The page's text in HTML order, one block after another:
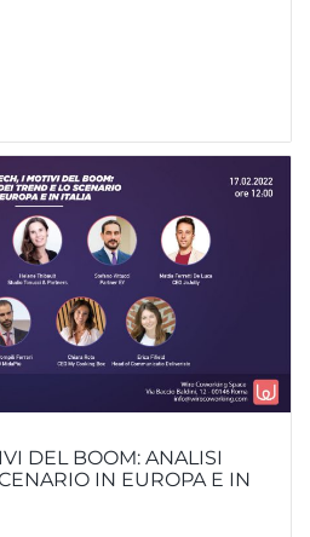
DEL BOOM: ANALISI
IN EUROPA E IN